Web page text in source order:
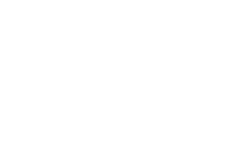
для получения урл<br>
тИЦ</a><br><br>
u> </b><br>